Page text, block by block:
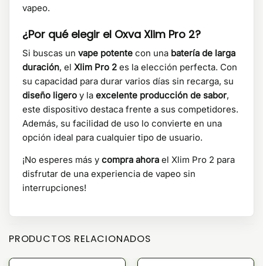
vapeo.
¿Por qué elegir el Oxva Xlim Pro 2?
Si buscas un vape potente con una batería de larga
duración, el Xlim Pro 2 es la elección perfecta. Con
su capacidad para durar varios días sin recarga, su
diseño ligero y la excelente producción de sabor,
este dispositivo destaca frente a sus competidores.
Además, su facilidad de uso lo convierte en una
opción ideal para cualquier tipo de usuario.
¡No esperes más y compra ahora el Xlim Pro 2 para
disfrutar de una experiencia de vapeo sin
interrupciones!
PRODUCTOS RELACIONADOS